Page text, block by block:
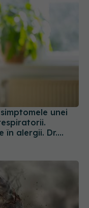
în alergii. Dr.